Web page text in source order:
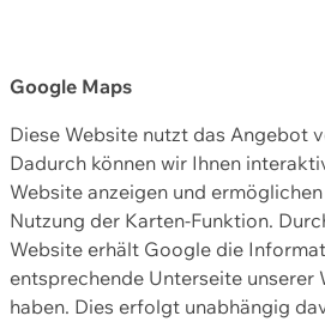
Google Maps
Diese Website nutzt das Angebot
Dadurch können wir Ihnen
Website anzeigen und
Nutzung der Karten-Funktion.
Website erhält Google die
entsprechende Unterseite unserer
haben. Dies erfolgt unabhängig